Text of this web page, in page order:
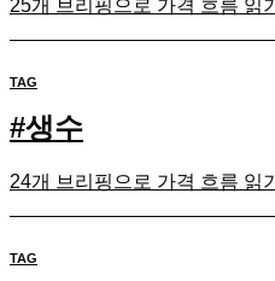
25개 브리핑으로 가격 흐름 읽기
TAG
#생수
24개 브리핑으로 가격 흐름 읽기
TAG